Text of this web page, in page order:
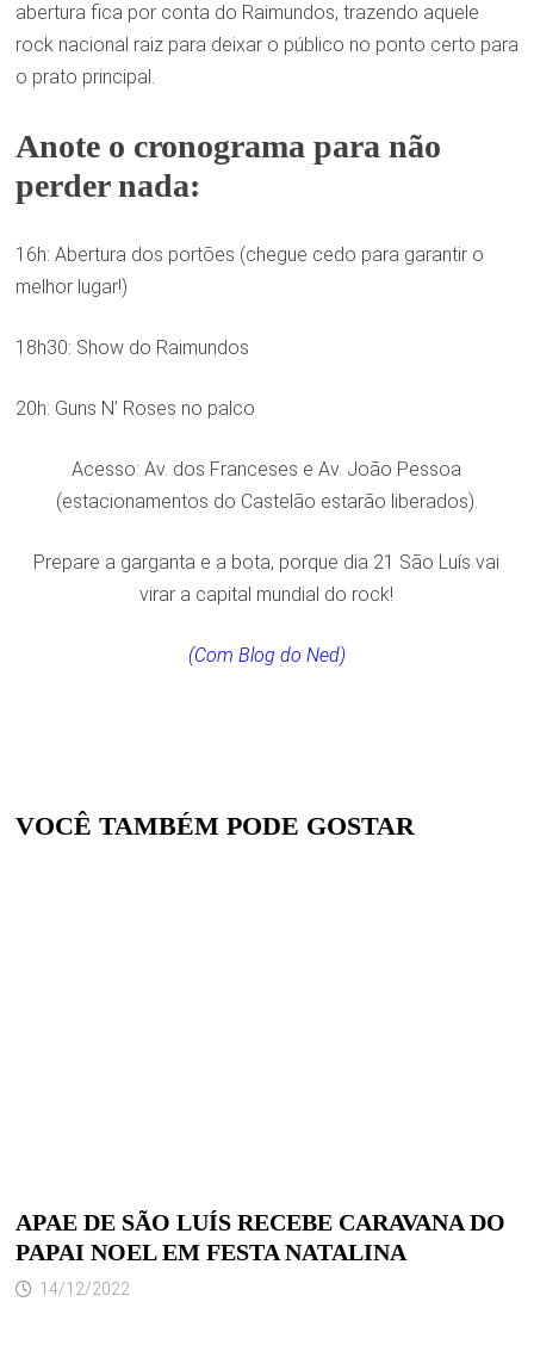
abertura fica por conta do Raimundos, trazendo aquele
rock nacional raiz para deixar o público no ponto certo para
o prato principal.
Anote o cronograma para não
perder nada:
16h: Abertura dos portões (chegue cedo para garantir o
melhor lugar!)
18h30: Show do Raimundos
20h: Guns N’ Roses no palco
Acesso: Av. dos Franceses e Av. João Pessoa
(estacionamentos do Castelão estarão liberados).
Prepare a garganta e a bota, porque dia 21 São Luís vai
virar a capital mundial do rock!
(Com Blog do Ned)
VOCÊ TAMBÉM PODE GOSTAR
APAE DE SÃO LUÍS RECEBE CARAVANA DO
PAPAI NOEL EM FESTA NATALINA
14/12/2022